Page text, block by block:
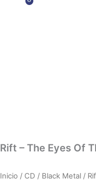
Carrito
Rift – The Eyes Of
Inicio / CD / Black Metal /